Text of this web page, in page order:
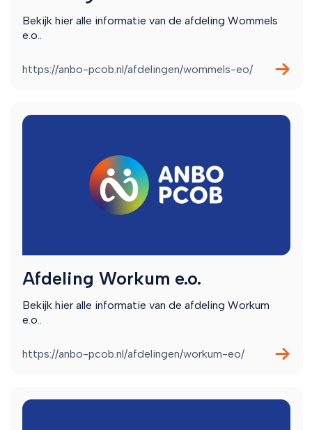
Bekijk hier alle informatie van de afdeling Wommels
e.o..
https://anbo-pcob.nl/afdelingen/wommels-eo/
Afdeling Workum e.o.
Bekijk hier alle informatie van de afdeling Workum
e.o..
https://anbo-pcob.nl/afdelingen/workum-eo/